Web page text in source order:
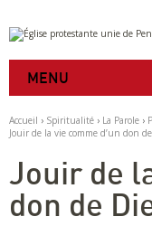
Aller
au
contenu.
à
navigation
Outils
personnels
MENU
Accueil › Spiritualité › La Parole ›
Jouir de la vie comme d’un don
Jouir de
don de